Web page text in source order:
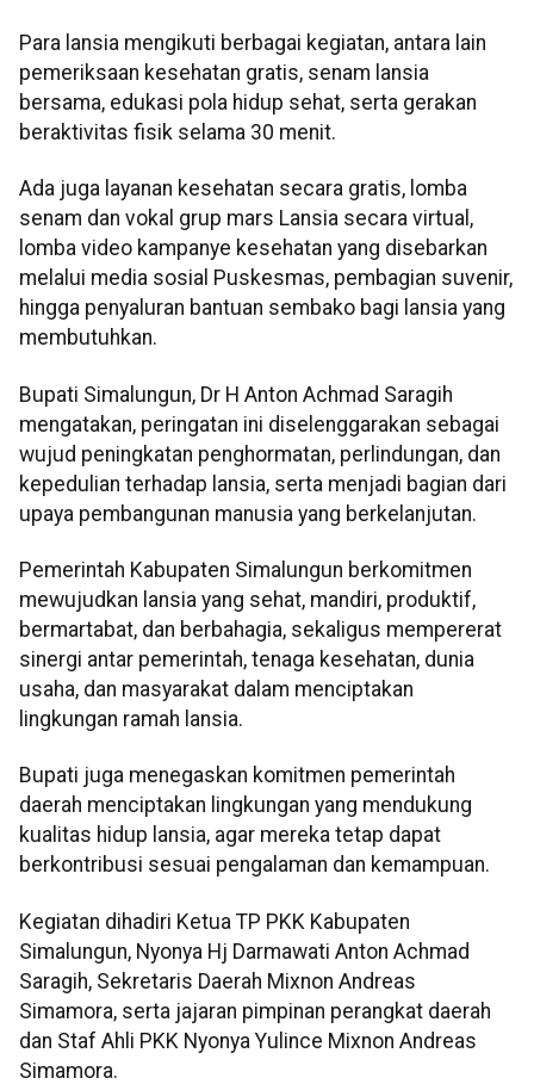
Para lansia mengikuti berbagai kegiatan, antara lain
pemeriksaan kesehatan gratis, senam lansia
bersama, edukasi pola hidup sehat, serta gerakan
beraktivitas fisik selama 30 menit.
Ada juga layanan kesehatan secara gratis, lomba
senam dan vokal grup mars Lansia secara virtual,
lomba video kampanye kesehatan yang disebarkan
melalui media sosial Puskesmas, pembagian suvenir,
hingga penyaluran bantuan sembako bagi lansia yang
membutuhkan.
Bupati Simalungun, Dr H Anton Achmad Saragih
mengatakan, peringatan ini diselenggarakan sebagai
wujud peningkatan penghormatan, perlindungan, dan
kepedulian terhadap lansia, serta menjadi bagian dari
upaya pembangunan manusia yang berkelanjutan.
Pemerintah Kabupaten Simalungun berkomitmen
mewujudkan lansia yang sehat, mandiri, produktif,
bermartabat, dan berbahagia, sekaligus mempererat
sinergi antar pemerintah, tenaga kesehatan, dunia
usaha, dan masyarakat dalam menciptakan
lingkungan ramah lansia.
Bupati juga menegaskan komitmen pemerintah
daerah menciptakan lingkungan yang mendukung
kualitas hidup lansia, agar mereka tetap dapat
berkontribusi sesuai pengalaman dan kemampuan.
Kegiatan dihadiri Ketua TP PKK Kabupaten
Simalungun, Nyonya Hj Darmawati Anton Achmad
Saragih, Sekretaris Daerah Mixnon Andreas
Simamora, serta jajaran pimpinan perangkat daerah
dan Staf Ahli PKK Nyonya Yulince Mixnon Andreas
Simamora.